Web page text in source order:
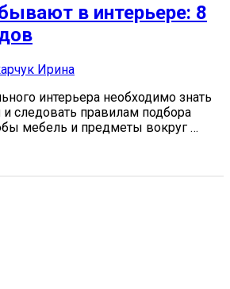
в интерьере: 8
Ирина
интерьера необходимо знать
следовать правилам подбора
мебель и предметы вокруг …